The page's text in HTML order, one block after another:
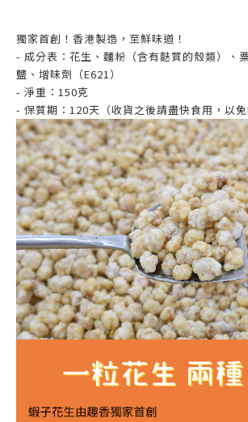
獨家首創！香港製造，至鮮味道！
- 成分表：花生、麵粉（含有麩質的殼類）、
鹽、增味劑（E621）
- 淨重：150克
- 保質期：120天（收貨之後請盡快食用，以免